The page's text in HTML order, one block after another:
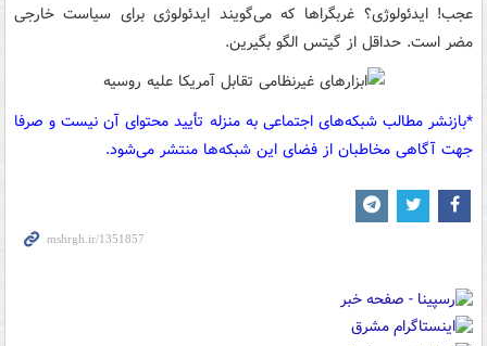
عجب! ایدئولوژی؟ غربگراها که می‌گویند ایدئولوژی برای سیاست خارجی
مضر است. حداقل از گیتس الگو بگیرین.
*بازنشر مطالب شبکه‌های اجتماعی به منزله تأیید محتوای آن نیست و صرفا
جهت آگاهی مخاطبان از فضای این شبکه‌ها منتشر می‌شود.